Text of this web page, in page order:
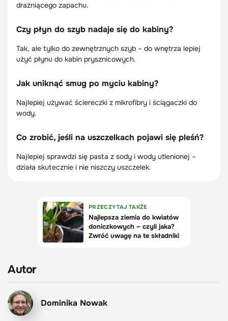
drażniącego zapachu.
Czy płyn do szyb nadaje się do kabiny?
Tak, ale tylko do zewnętrznych szyb – do wnętrza lepiej
użyć płynu do kabin prysznicowych.
Jak uniknąć smug po myciu kabiny?
Najlepiej używać ściereczki z mikrofibry i ściągaczki do
wody.
Co zrobić, jeśli na uszczelkach pojawi się pleśń?
Najlepiej sprawdzi się pasta z sody i wody utlenionej –
działa skutecznie i nie niszczy uszczelek.
Autor
Dominika Nowak